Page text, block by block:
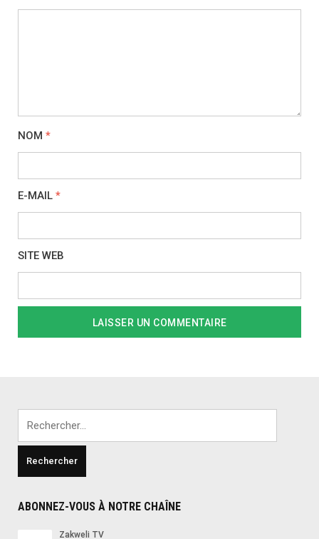
NOM *
E-MAIL *
SITE WEB
ABONNEZ-VOUS À NOTRE CHAÎNE